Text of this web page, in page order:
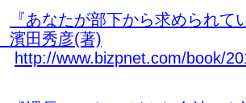
『あなたが部下から求められて
濱田秀彦(著)
http://www.bizpnet.com/book/